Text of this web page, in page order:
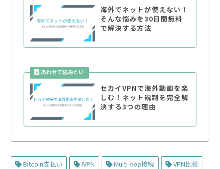
海外でネットが使えない！
そんな悩みを30日間無料
で解決する方法
セカイVPNで海外動画を楽
しむ！ネット規制を完全解
決する3つの理由
Bitcoin支払い IVPN Multi-hop接続
VPN比較